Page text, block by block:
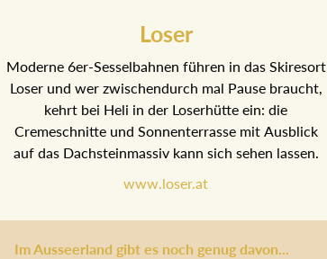
Loser
Moderne 6er-Sesselbahnen führen in das Skiresort
Loser und wer zwischendurch mal Pause braucht,
kehrt bei Heli in der Loserhütte ein: die
Cremeschnitte und Sonnenterrasse mit Ausblick
auf das Dachsteinmassiv kann sich sehen lassen.
www.loser.at
Im Ausseerland gibt es noch genug davon...